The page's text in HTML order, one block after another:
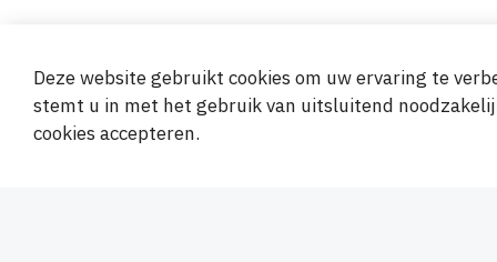
Veilige en
Deze website gebruikt cookies om uw ervaring te
stemt u in met het gebruik van uitsluitend
cookies accepteren.